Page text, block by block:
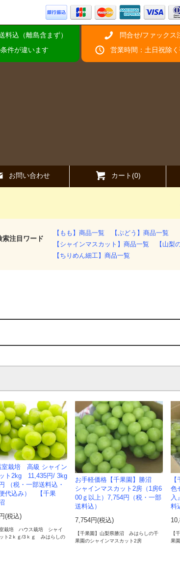
込（離島含まず）
件が違います
問合せ/ファック
営業時間：土日祝除
お問い合わせ カート(0)
索注目ワード
【もも】商品一覧
【ぶどう】商品一覧
【シャインマスカット】商品一覧
【山梨
【ちりめん細工】商品一覧
室栽培 高級 シャイン
ト2kg 11,435円/ 3kg
（税・一部送料込・
代込み） 【千果
(税込)
栽培 ハウス栽培 シャイ
ト2ｋｇ/3ｋｇ みはらしの
お手軽価格【千果園】勝沼
シャインマスカット2房（1房6
00ｇ以上）7,754円（税・一部
送料込）
7,754円(税込)
【千果園】山梨県勝沼 みはらしの千
果園のシャインマスカット2房
色
入
料
【
果